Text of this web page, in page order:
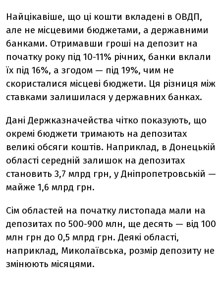
Найцікавіше, що ці кошти вкладені в ОВДП,
але не місцевими бюджетами, а державними
банками. Отримавши гроші на депозит на
початку року під 10-11% річних, банки вклали
їх під 16%, а згодом — під 19%, чим не
скористалися місцеві бюджети. Ця різниця між
ставками залишилася у державних банках.
Дані Держказначейства чітко показують, що
окремі бюджети тримають на депозитах
великі обсяги коштів. Наприклад, в Донецькій
області середній залишок на депозитах
становить 3,7 млрд грн, у Дніпропетровській —
майже 1,6 млрд грн.
Сім областей на початку листопада мали на
депозитах по 500-900 млн, ще десять — від 100
млн грн до 0,5 млрд грн. Деякі області,
наприклад, Миколаївська, розмір депозиту не
змінюють місяцями.